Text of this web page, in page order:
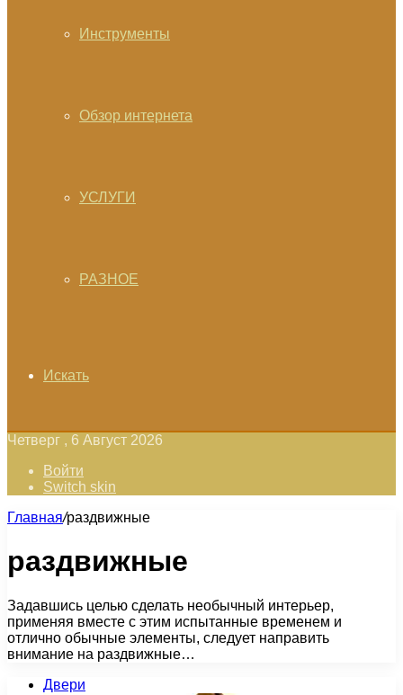
Инструменты
Обзор интернета
УСЛУГИ
РАЗНОЕ
Искать
Четверг , 6 Август 2026
Войти
Switch skin
Главная/раздвижные
раздвижные
Задавшись целью сделать необычный интерьер,
применяя вместе с этим испытанные временем и
отлично обычные элементы, следует направить
внимание на раздвижные…
Двери